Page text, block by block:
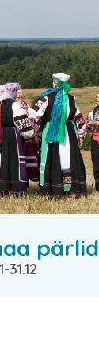
pärlid
31.12